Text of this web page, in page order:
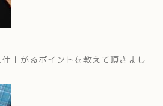
上がるポイントを教えて頂きまし